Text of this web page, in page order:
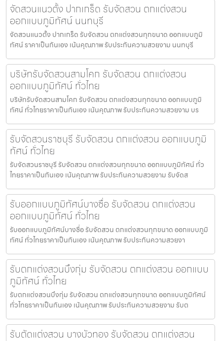
จัดสวนแนวตั้ง ปากเกร็ด รับจัดสวน ตกแต่งสวน
ออกแบบภูมิทัศน์ นนทบุรี
จัดสวนแนวตั้ง ปากเกร็ด รับจัดสวน ตกแต่งสวนทุกขนาด ออกแบบภูมิ
ทัศน์ ราคาเป็นกันเอง เน้นคุณภาพ รับประกันความสวยงาม นนทบุรี
บริษัทรับจัดสวนสามโคก รับจัดสวน ตกแต่งสวน
ออกแบบภูมิทัศน์ ทั่วไทย
บริษัทรับจัดสวนสามโคก รับจัดสวน ตกแต่งสวนทุกขนาด ออกแบบภูมิ
ทัศน์ ทั่วไทยราคาเป็นกันเอง เน้นคุณภาพ รับประกันความสวยงาม บร
รับจัดสวนราชบุรี รับจัดสวน ตกแต่งสวน ออกแบบภูมิ
ทัศน์ ทั่วไทย
รับจัดสวนราชบุรี รับจัดสวน ตกแต่งสวนทุกขนาด ออกแบบภูมิทัศน์ ทั่ว
ไทยราคาเป็นกันเอง เน้นคุณภาพ รับประกันความสวยงาม รับจัดส
รับออกแบบภูมิทัศน์บางซื่อ รับจัดสวน ตกแต่งสวน
ออกแบบภูมิทัศน์ ทั่วไทย
รับออกแบบภูมิทัศน์บางซื่อ รับจัดสวน ตกแต่งสวนทุกขนาด ออกแบบภูมิ
ทัศน์ ทั่วไทยราคาเป็นกันเอง เน้นคุณภาพ รับประกันความสวยงา
รับตกแต่งสวนบึงกุ่ม รับจัดสวน ตกแต่งสวน ออกแบบ
ภูมิทัศน์ ทั่วไทย
รับตกแต่งสวนบึงกุ่ม รับจัดสวน ตกแต่งสวนทุกขนาด ออกแบบภูมิทัศน์
ทั่วไทยราคาเป็นกันเอง เน้นคุณภาพ รับประกันความสวยงาม รับต
รับตัดแต่งสวน บางบัวทอง รับจัดสวน ตกแต่งสวน